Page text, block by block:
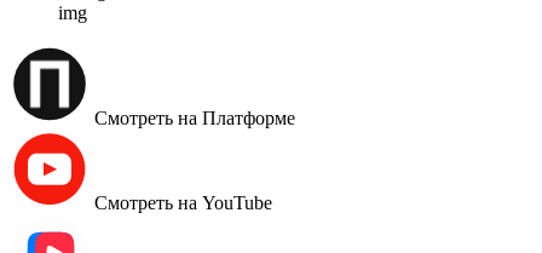
img
Смотреть на Платформе
Смотреть на YouTube